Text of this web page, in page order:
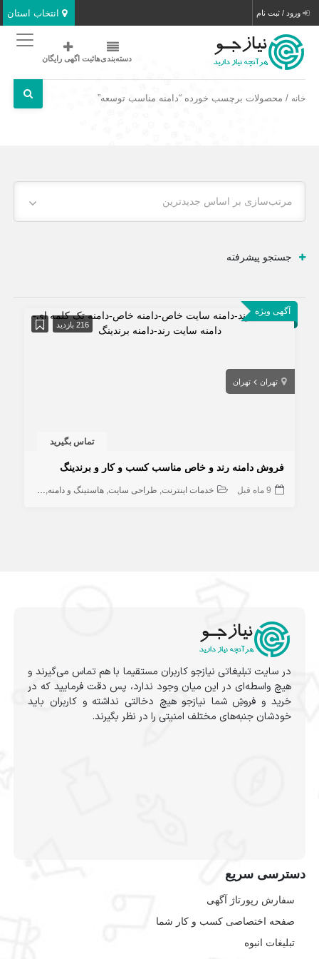
انتخاب استان ورود / ثبت نام
دسته‌بندی‌هاثبت اگهی رایگان
خانه / محصولات برچسب خورده “دامنه مناسب توسعه”
مرتب‌سازی بر اساس جدیدترین
جستجو پیشرفته
آگهی ویژه
216 بازدید
تهران تهران
تماس بگیرید
فروش دامنه رند و خاص مناسب کسب و کار و برندینگ
9 ماه قبل خدمات اینترنت طراحی سایت هاستینگ و دامنه کامپیوتر و
در سایت تبلیغاتی نیازجو کاربران مستقیما با هم تماس می‌گیرند و
هیچ واسطه‌ای در این میان وجود ندارد، پس دقت فرمایید که در
خرید و فروشِ شما نیازجو هیچ دخالتی نداشته و کاربران باید
خودشان جنبه‌های مختلف امنیتی را در نظر بگیرند.
دسترسی سریع
سفارش رپورتاژ آگهی
صفحه اختصاصی کسب و کار شما
تبلیغات انبوه